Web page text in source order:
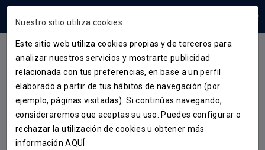
ACTUALIDAD
VENDA DE ENTRADAS
ALIMERKA OVIEDO - MONBUS
Nuestro sitio utiliza cookies.
Este sitio web utiliza cookies propias y de terceros para
analizar nuestros servicios y mostrarte publicidad
relacionada con tus preferencias, en base a un perfil
elaborado a partir de tus hábitos de navegación (por
ejemplo, páginas visitadas). Si continúas navegando,
consideraremos que aceptas su uso. Puedes configurar o
rechazar la utilización de cookies u obtener más
informaciónAQUÍ